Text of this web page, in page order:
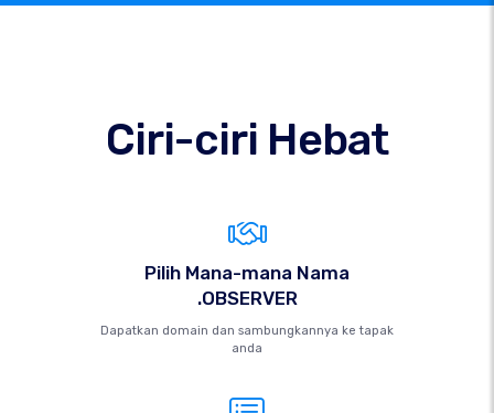
Ciri-ciri Hebat
Pilih Mana-mana Nama
.OBSERVER
Dapatkan domain dan sambungkannya ke tapak
anda